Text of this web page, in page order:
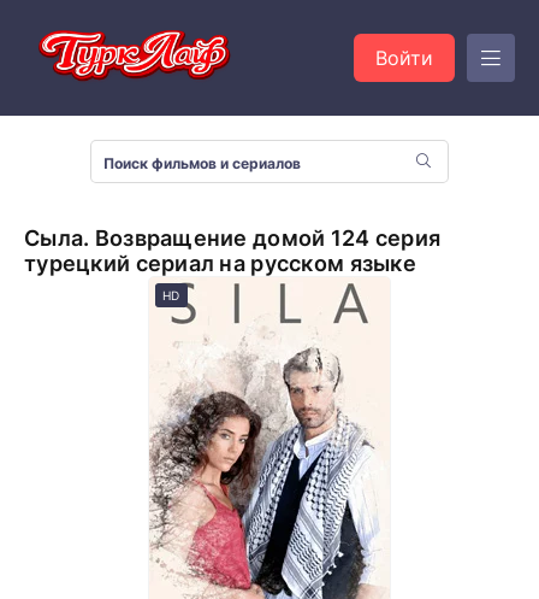
Войти
Сыла. Возвращение домой 124 серия
турецкий сериал на русском языке
HD